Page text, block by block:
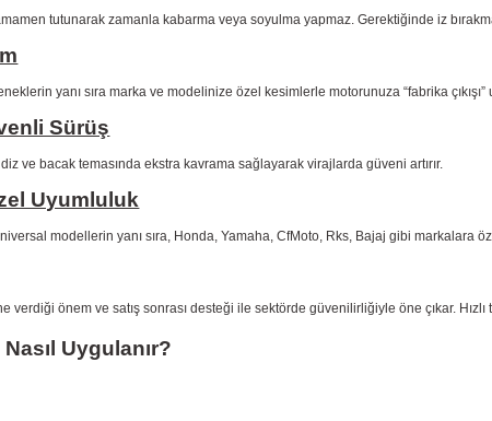
tutunarak zamanla kabarma veya soyulma yapmaz. Gerektiğinde iz
yanı sıra marka ve modelinize özel kesimlerle motorunuza “fabrika çıkışı”
Sürüş
ve bacak temasında ekstra kavrama sağlayarak virajlarda güveni artırır.
Uyumluluk
modellerin yanı sıra, Honda, Yamaha, CfMoto, Rks, Bajaj gibi markalara
önem ve satış sonrası desteği ile sektörde güvenilirliğiyle öne çıkar.
Uygulanır?